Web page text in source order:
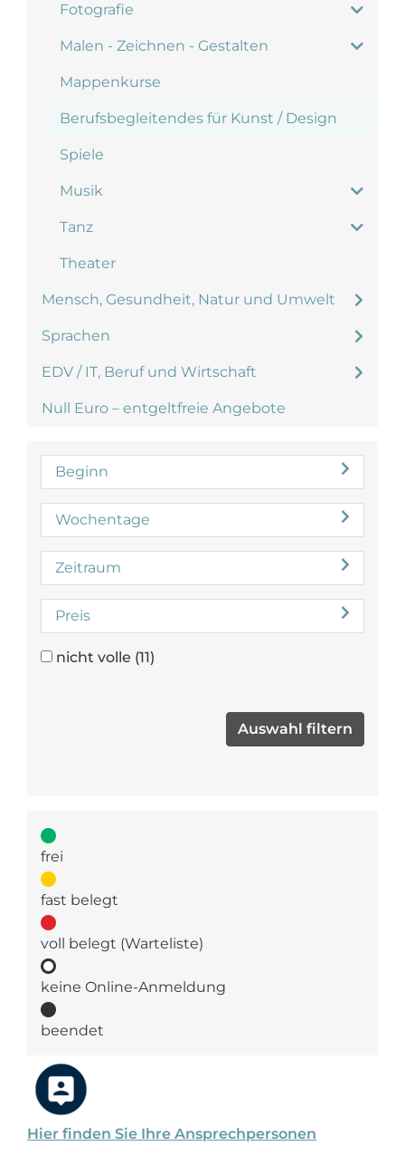
Hier finden Sie Ihre Ansprechpersonen
Fotografie
Malen - Zeichnen - Gestalten
Mappenkurse
Berufsbegleitendes für Kunst / Design
Spiele
Musik
Tanz
Theater
Mensch, Gesundheit, Natur und Umwelt
Sprachen
EDV / IT, Beruf und Wirtschaft
Null Euro – entgeltfreie Angebote
Beginn
Wochentage
Zeitraum
Preis
nicht volle (11)
frei
fast belegt
voll belegt (Warteliste)
keine Online-Anmeldung
beendet